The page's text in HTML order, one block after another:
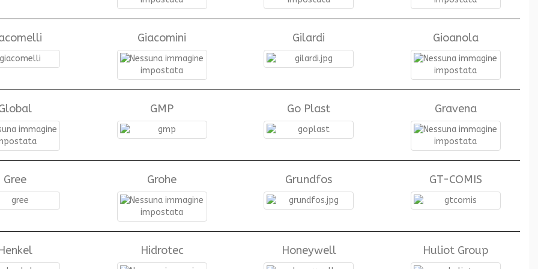
Giacomini Gilardi Gioanola
GMP Go Plast Gravena
Gree Grohe Grundfos GT-COMIS
Hidrotec Honeywell Huliot Group